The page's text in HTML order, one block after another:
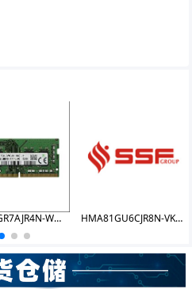
HMAA4GR7AJR4N-WMTG DDR4 32GB 2933 RDIMM HMA81GU6CJR8N-VKN0